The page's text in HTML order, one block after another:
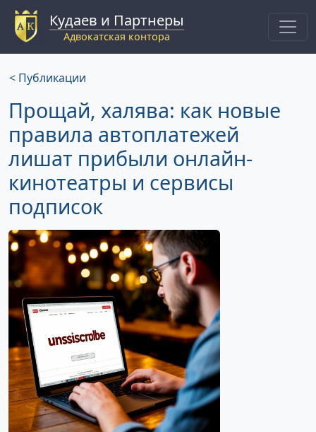
Кудаев и Партнеры
Адвокатская контора
< Публикации
Прощай, халява: как новые
правила автоплатежей
лишат прибыли онлайн-
кинотеатры и сервисы
подписок